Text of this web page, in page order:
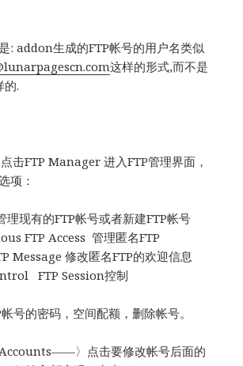
: addon生成的FTP帐号的用户名类似
这样的形式,而不是
.
击FTP Manager 进入FTP管理界面，
项：
理现有的FTP帐号或者新建FTP帐号
FTP Access 管理匿名FTP
Message 修改匿名FTP的欢迎信息
FTP Session控制
号的密码，空间配额，删除帐号。
〉点击要修改帐号后面的